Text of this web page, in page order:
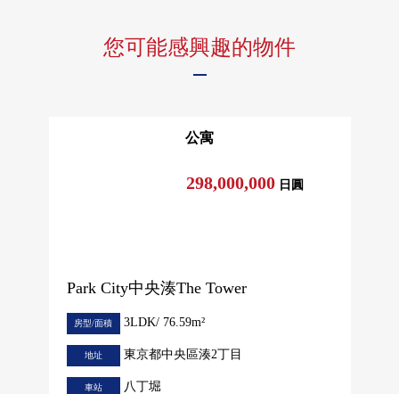
您可能感興趣的物件
公寓
Park City中央湊The Tower
298,000,000 日圓
房型/面積 3LDK/ 76.59m²
地址 東京都中央區湊2丁目
車站 八丁堀